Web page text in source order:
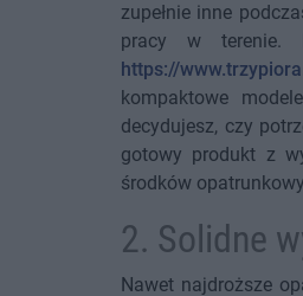
zupełnie inne
pracy w terenie.
https://
kompaktowe
decydujesz, czy
gotowy produkt z
środków
2. Solidne
Nawet najdroższe